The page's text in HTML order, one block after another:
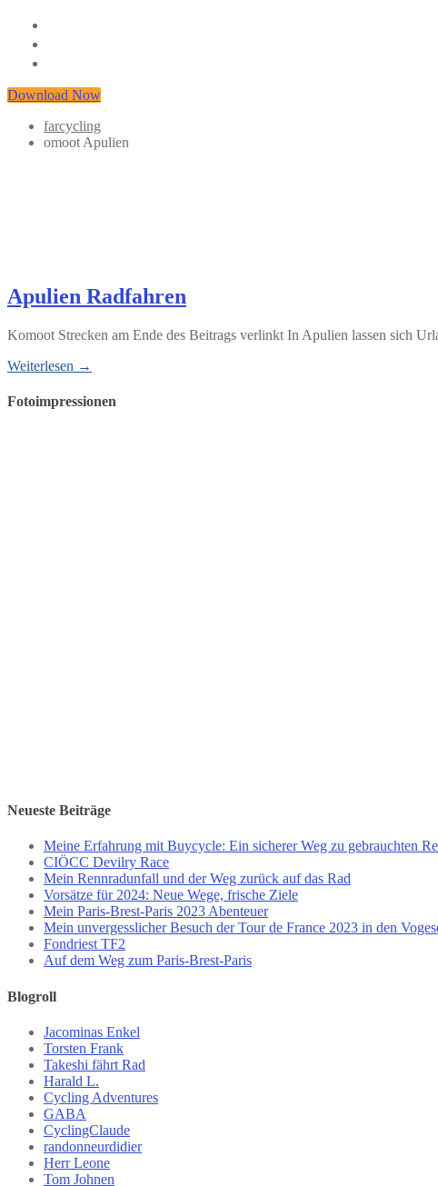
Download Now
farcycling
omoot Apulien
Apulien Radfahren
Komoot Strecken am Ende des Beitrags verlinkt In Apulien lassen sich
Weiterlesen →
Fotoimpressionen
Neueste Beiträge
Meine Erfahrung mit Buycycle: Ein sicherer Weg zu gebrauchten
CIÖCC Devilry Race
Mein Rennradunfall und der Weg zurück auf das Rad
Vorsätze für 2024: Neue Wege, frische Ziele
Mein Paris-Brest-Paris 2023 Abenteuer
Mein unvergesslicher Besuch der Tour de France 2023 in den
Fondriest TF2
Auf dem Weg zum Paris-Brest-Paris
Blogroll
Jacominas Enkel
Torsten Frank
Takeshi fährt Rad
Harald L.
Cycling Adventures
GABA
CyclingClaude
randonneurdidier
Herr Leone
Tom Johnen